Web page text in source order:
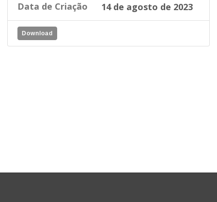
Data de Criação 14 de agosto de 2023
Download